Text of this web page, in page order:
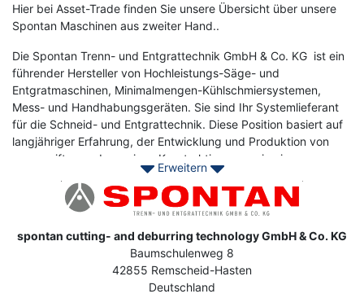
Hier bei Asset-Trade finden Sie unsere Übersicht über unsere
Spontan Maschinen aus zweiter Hand..
Die Spontan Trenn- und Entgrattechnik GmbH & Co. KG ist ein
führender Hersteller von Hochleistungs-Säge- und
Entgratmaschinen, Minimalmengen-Kühlschmiersystemen,
Mess- und Handhabungsgeräten. Sie sind Ihr Systemlieferant
für die Schneid- und Entgrattechnik. Diese Position basiert auf
langjähriger Erfahrung, der Entwicklung und Produktion von
ausgereiften und massiven Konstruktionen sowie einem
qualifizierten und äußerst zuverlässigen Service.
Kontaktieren Sie Asset-Trade, um Ihre gebrauchten Spontan
bringen können.
Erweitern
Image
Address
spontan cutting- and deburring technology GmbH & Co. KG
Baumschulenweg 8
42855 Remscheid-Hasten
Deutschland